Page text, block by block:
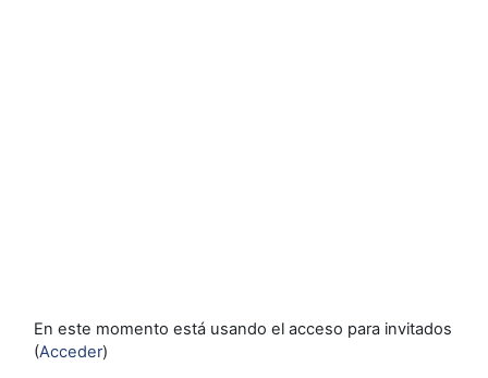
En este momento está usando el acceso para invitados
(Acceder)